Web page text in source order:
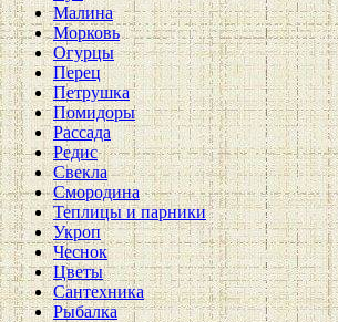
Малина
Морковь
Огурцы
Перец
Петрушка
Помидоры
Рассада
Редис
Свекла
Смородина
Теплицы и парники
Укроп
Чеснок
Цветы
Сантехника
Рыбалка